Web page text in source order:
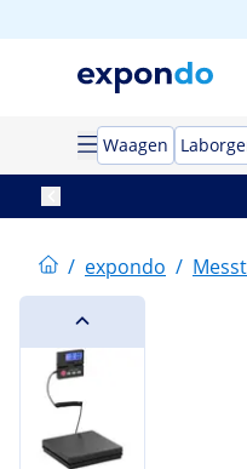
Waagen
/ expondo /